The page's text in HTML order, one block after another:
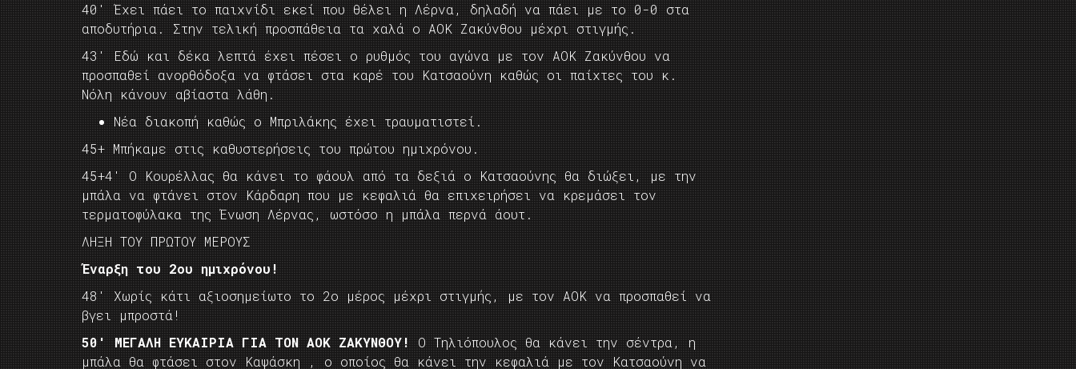
40′ Έχει πάει το παιχνίδι εκεί που θέλει η Λέρνα, δηλαδή να πάει με το 0-0 στα
αποδυτήρια. Στην τελική προσπάθεια τα χαλά ο ΑΟΚ Ζακύνθου μέχρι στιγμής.
43′ Εδώ και δέκα λεπτά έχει πέσει ο ρυθμός του αγώνα με τον ΑΟΚ Ζακύνθου να
προσπαθεί ανορθόδοξα να φτάσει στα καρέ του Κατσαούνη καθώς οι παίχτες του κ.
Νόλη κάνουν αβίαστα λάθη.
Νέα διακοπή καθώς ο Μπριλάκης έχει τραυματιστεί.
45+ Μπήκαμε στις καθυστερήσεις του πρώτου ημιχρόνου.
45+4′ Ο Κουρέλλας θα κάνει το φάουλ από τα δεξιά ο Κατσαούνης θα διώξει, με την
μπάλα να φτάνει στον Κάρδαρη που με κεφαλιά θα επιχειρήσει να κρεμάσει τον
τερματοφύλακα της Ένωση Λέρνας, ωστόσο η μπάλα περνά άουτ.
ΛΗΞΗ ΤΟΥ ΠΡΩΤΟΥ ΜΕΡΟΥΣ
Έναρξη του 2ου ημιχρόνου!
48′ Χωρίς κάτι αξιοσημείωτο το 2ο μέρος μέχρι στιγμής, με τον ΑΟΚ να προσπαθεί να
βγει μπροστά!
50′ ΜΕΓΑΛΗ ΕΥΚΑΙΡΙΑ ΓΙΑ ΤΟΝ ΑΟΚ ΖΑΚΥΝΘΟΥ!
Ο Τηλιόπουλος θα κάνει την σέντρα, η
μπάλα θα φτάσει στον Καψάσκη , ο οποίος θα κάνει την κεφαλιά με τον Κατσαούνη να